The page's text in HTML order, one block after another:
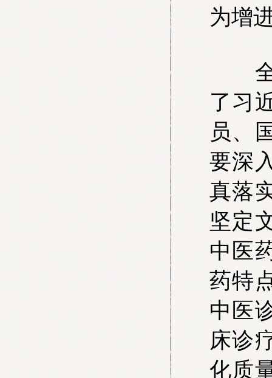
为增
全
了习
员、
要深
真落
坚定
中医
药特
中医
床诊
化质